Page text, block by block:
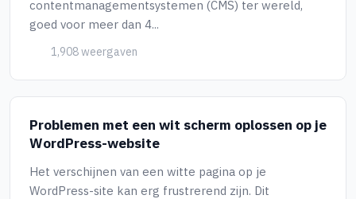
contentmanagementsystemen (CMS) ter wereld,
goed voor meer dan 4...
1,908 weergaven
Problemen met een wit scherm oplossen op je
WordPress-website
Het verschijnen van een witte pagina op je
WordPress-site kan erg frustrerend zijn. Dit